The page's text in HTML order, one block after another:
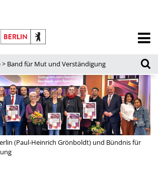
> Band für Mut und Verständigung
(Paul-Heinrich Grönboldt) und Bündnis für